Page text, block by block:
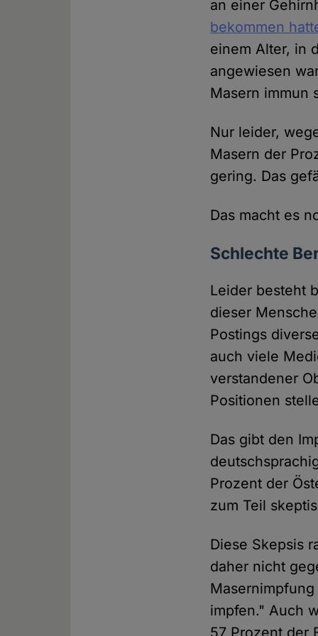
an einer
bekommen
einem Alter, in
angewiesen
Masern immun
Nur leider,
Masern der
gering. Das
Das macht es
Schlechte
Leider besteht
dieser
Postings
auch viele
verstandener
Positionen
Das gibt den
Prozent der
zum Teil
Diese Skepsis
daher nicht
impfen." Auch